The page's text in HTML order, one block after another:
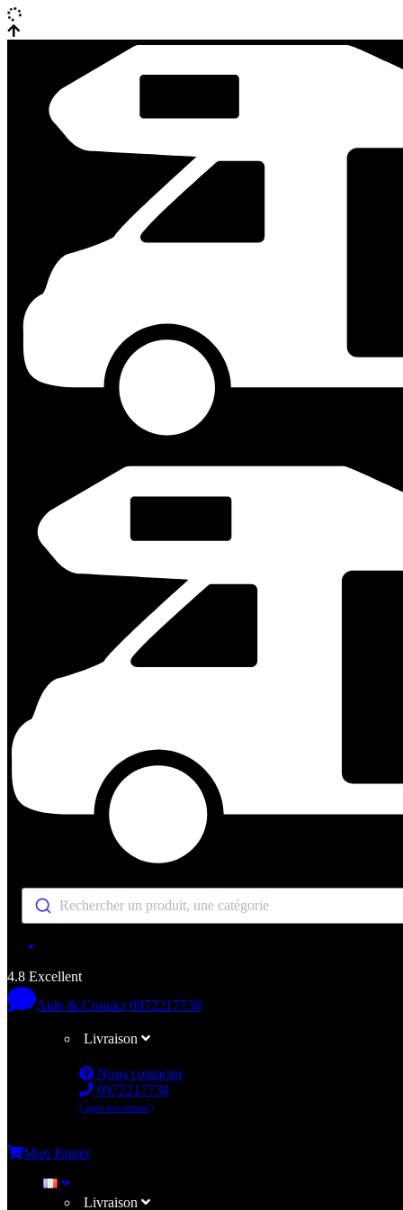
Rechercher un produit, une catégorie
4.8 Excellent
Aide & Contact 0972217738
Livraison
Nous contacter
0972217738
( appel non surtaxé )
Mon Panier
Livraison